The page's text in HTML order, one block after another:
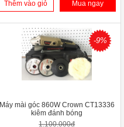
Thêm vào giỏ Mua ngay
-9%
Máy mài góc 860W Crown CT13336
kiêm đánh bóng
1.100.000đ